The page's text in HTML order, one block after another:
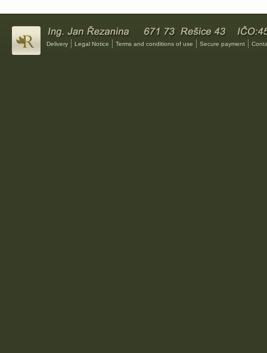
Delivery Legal Notice Terms and conditions of use Secure payment